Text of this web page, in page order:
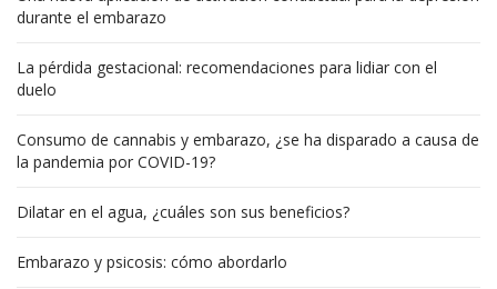
durante el embarazo
La pérdida gestacional: recomendaciones para lidiar con el
duelo
Consumo de cannabis y embarazo, ¿se ha disparado a causa de
la pandemia por COVID-19?
Dilatar en el agua, ¿cuáles son sus beneficios?
Embarazo y psicosis: cómo abordarlo